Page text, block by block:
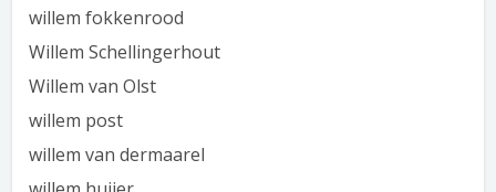
willem fokkenrood
Willem Schellingerhout
Willem van Olst
willem post
willem van dermaarel